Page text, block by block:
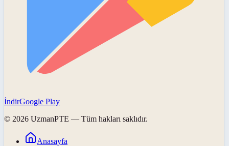
İndirGoogle Play
© 2026 UzmanPTE — Tüm hakları saklıdır.
Anasayfa